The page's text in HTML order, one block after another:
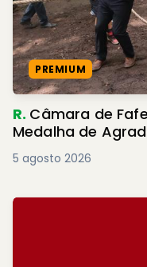
PREMIUM
R. Câmara de Fafe
Medalha de
5 agosto 2026